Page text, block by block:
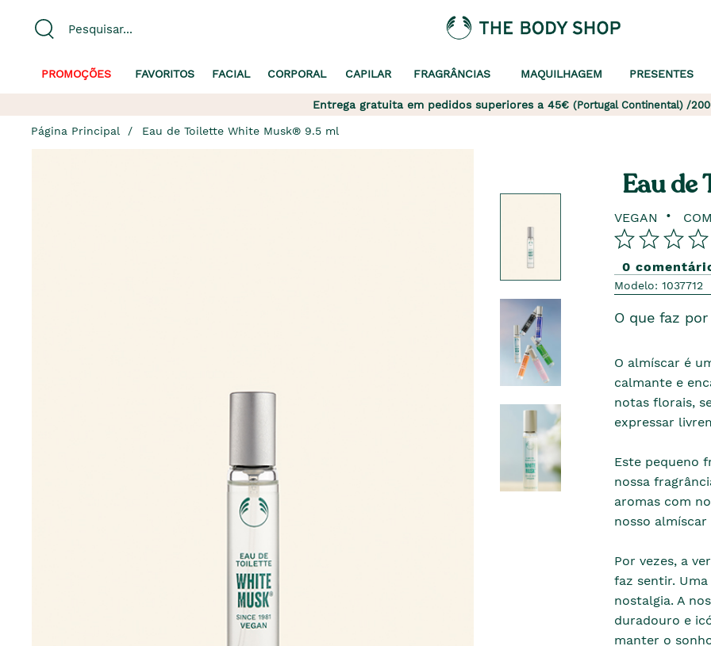
PROMOÇÕES FAVORITOS FACIAL CORPORAL CAPILAR FRAGRÂNCIAS MAQUILHAGEM PRESENTES
Entrega gratuita em pedidos superiores a 45€ (Portugal Continental) /
Página Principal Eau de Toilette White Musk® 9.5 ml
Eau
VEGAN
0
Modelo: 1037712
O que faz
O almíscar é
calmante e
notas florais,
expressar
Este pequeno
nossa
aromas com
nosso
Por vezes, a
faz sentir.
nostalgia. A
duradouro e
manter o